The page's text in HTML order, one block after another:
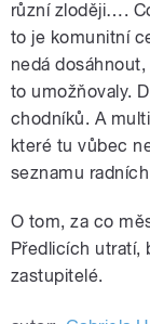
různí zloději….
to je komunitní
nedá
to umožňovaly.
chodníků. A
které tu vůbec
seznamu
O tom, za co
Předlicích utratí,
zastupitelé.